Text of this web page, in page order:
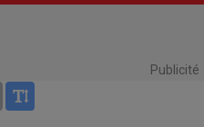
Publicité
Print